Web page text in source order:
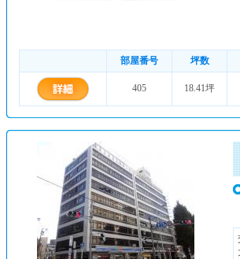
部屋番号 坪数
405 18.41坪